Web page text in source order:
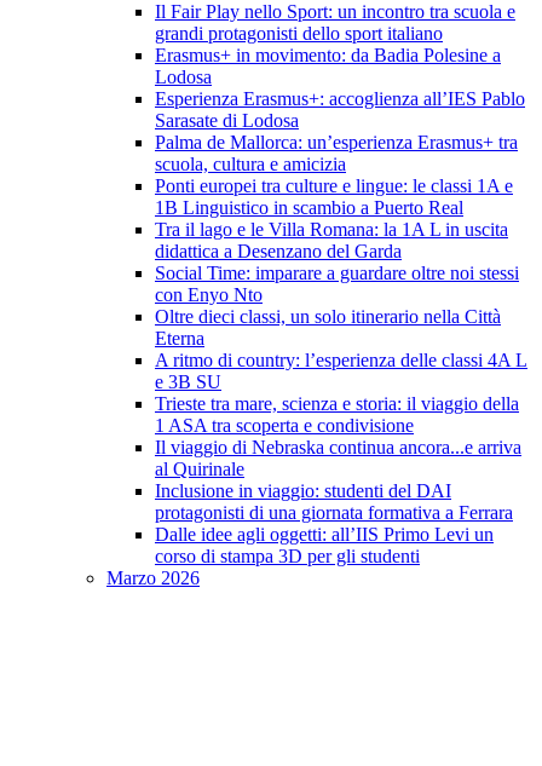
Il Fair Play nello Sport: un incontro tra scuola e
grandi protagonisti dello sport italiano
Erasmus+ in movimento: da Badia Polesine a
Lodosa
Esperienza Erasmus+: accoglienza all’IES Pablo
Sarasate di Lodosa
Palma de Mallorca: un’esperienza Erasmus+ tra
scuola, cultura e amicizia
Ponti europei tra culture e lingue: le classi 1A e
1B Linguistico in scambio a Puerto Real
Tra il lago e le Villa Romana: la 1A L in uscita
didattica a Desenzano del Garda
Social Time: imparare a guardare oltre noi stessi
con Enyo Nto
Oltre dieci classi, un solo itinerario nella Città
Eterna
A ritmo di country: l’esperienza delle classi 4A L
e 3B SU
Trieste tra mare, scienza e storia: il viaggio della
1 ASA tra scoperta e condivisione
Il viaggio di Nebraska continua ancora...e arriva
al Quirinale
Inclusione in viaggio: studenti del DAI
protagonisti di una giornata formativa a Ferrara
Dalle idee agli oggetti: all’IIS Primo Levi un
corso di stampa 3D per gli studenti
Marzo 2026